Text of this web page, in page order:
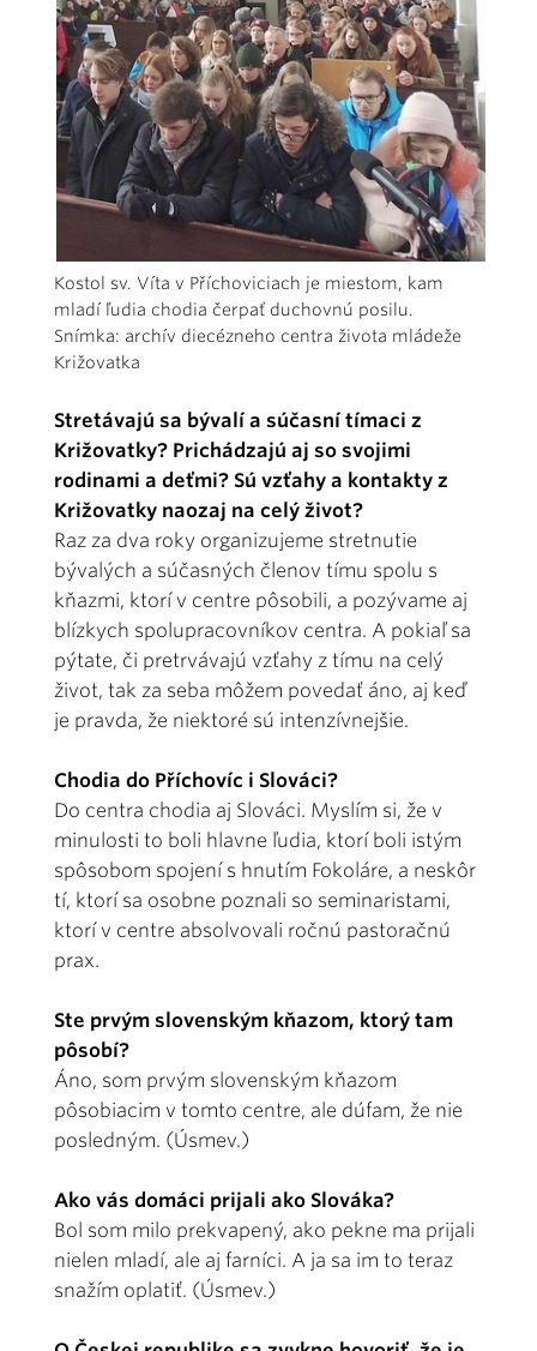
Kostol sv. Víta v Příchoviciach je miestom, kam
mladí ľudia chodia čerpať duchovnú posilu.
Snímka: archív diecézneho centra života mládeže
Križovatka
Stretávajú sa bývalí a súčasní tímaci z
Križovatky? Prichádzajú aj so svojimi
rodinami a deťmi? Sú vzťahy a kontakty z
Križovatky naozaj na celý život?
Raz za dva roky organizujeme stretnutie
bývalých a súčasných členov tímu spolu s
kňazmi, ktorí v centre pôsobili, a pozývame aj
blízkych spolupracovníkov centra. A pokiaľ sa
pýtate, či pretrvávajú vzťahy z tímu na celý
život, tak za seba môžem povedať áno, aj keď
je pravda, že niektoré sú intenzívnejšie.
Chodia do Příchovíc i Slováci?
Do centra chodia aj Slováci. Myslím si, že v
minulosti to boli hlavne ľudia, ktorí boli istým
spôsobom spojení s hnutím Fokoláre, a neskôr
tí, ktorí sa osobne poznali so seminaristami,
ktorí v centre absolvovali ročnú pastoračnú
prax.
Ste prvým slovenským kňazom, ktorý tam
pôsobí?
Áno, som prvým slovenským kňazom
pôsobiacim v tomto centre, ale dúfam, že nie
posledným. (Úsmev.)
Ako vás domáci prijali ako Slováka?
Bol som milo prekvapený, ako pekne ma prijali
nielen mladí, ale aj farníci. A ja sa im to teraz
snažím oplatiť. (Úsmev.)